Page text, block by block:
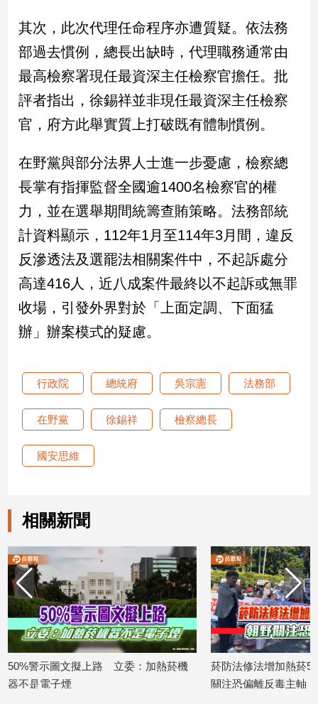
兩
岸/
國
際
會/
地
方
新
冠
病
專
區
南
台
灣
觀
南
觀
點
樂
娛
樂
星
聞
流
行/
尚
追
其次，此次代理任命程序亦遭質疑。依法務
部過去慣例，總長出缺時，代理職務通常由
最高檢察署現任最資深主任檢察官擔任。批
評者指出，徐錫祥並非現任最資深主任檢察
官，府方此舉實質上打破既有體制慣例。
在野黨與部分法界人士進一步憂慮，檢察總
長掌有指揮監督全國逾1400名檢察官的權
力，並在選舉期間統籌查賄策略。法務部統
計資料顯示，112年1月至114年3月間，違反
反滲透法及選罷法相關案件中，不起訴處分
高達416人，近八成案件最終以不起訴或無罪
收場，引發外界對於「上面定調、下面猛
辦」辦案模式的疑慮。
行政院 總統府 吳宗憲 法務部
在野黨 徐錫祥 檢察總長
國安思維
相關新聞
50%警示圖文擬上路 立委：加熱菸機
器不是電子煙
菸防法修法增加熱菸
關注恐偏離反毒主軸